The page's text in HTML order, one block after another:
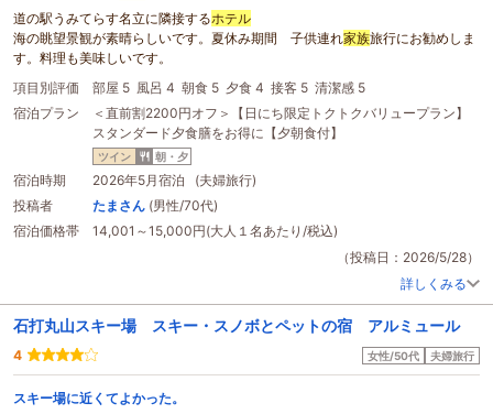
道の駅うみてらす名立に隣接するホテル
海の眺望景観が素晴らしいです。夏休み期間 子供連れ家族旅行にお勧めしま
す。料理も美味しいです。
項目別評価
部屋 5 風呂 4 朝食 5 夕食 4 接客 5 清潔感 5
宿泊プラン
＜直前割2200円オフ＞【日にち限定トクトクバリュープラン】
スタンダード夕食膳をお得に【夕朝食付】
ツイン 朝・夕
宿泊時期
2026年5月宿泊 (夫婦旅行)
投稿者
たまさん (男性/70代)
宿泊価格帯
14,001～15,000円(大人１名あたり/税込)
（投稿日：2026/5/28）
詳しくみる
石打丸山スキー場 スキー・スノボとペットの宿 アルミュール
4 女性/50代 夫婦旅行
スキー場に近くてよかった。